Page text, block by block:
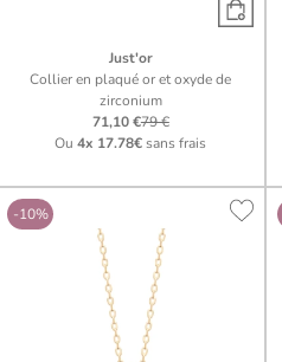
Just'or
Collier en plaqué or et oxyde de
zirconium
71,10 €79 €
Ou4x 17.78€sans frais
-10%